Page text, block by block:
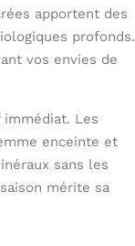
apportent des
profonds.
vos envies de
Les
enceinte et
sans les
mérite sa